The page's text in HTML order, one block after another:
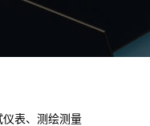
表、测绘测量